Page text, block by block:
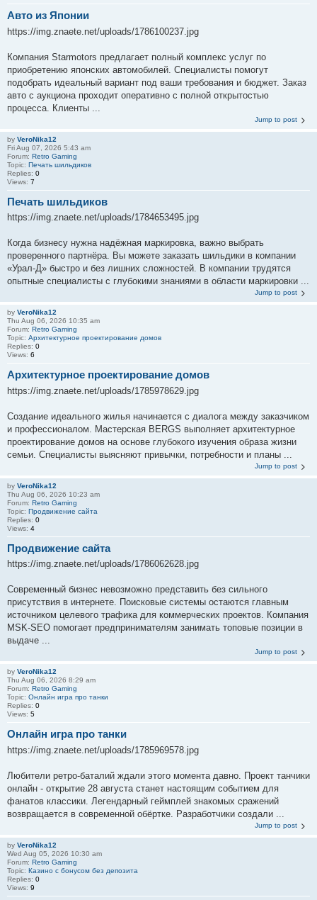
Авто из Японии
https://img.znaete.net/uploads/1786100237.jpg
Компания Starmotors предлагает полный комплекс услуг по
приобретению японских автомобилей. Специалисты помогут
подобрать идеальный вариант под ваши требования и бюджет. Заказ
авто с аукциона проходит оперативно с полной открытостью
процесса. Клиенты ...
Jump to post
by VeroNika12
Fri Aug 07, 2026 5:43 am
Forum: Retro Gaming
Topic: Печать шильдиков
Replies: 0
Views: 7
Печать шильдиков
https://img.znaete.net/uploads/1784653495.jpg
Когда бизнесу нужна надёжная маркировка, важно выбрать
проверенного партнёра. Вы можете заказать шильдики в компании
«Урал-Д» быстро и без лишних сложностей. В компании трудятся
опытные специалисты с глубокими знаниями в области маркировки ...
Jump to post
by VeroNika12
Thu Aug 06, 2026 10:35 am
Forum: Retro Gaming
Topic: Aрхитектурное проектирование домов
Replies: 0
Views: 6
Aрхитектурное проектирование домов
https://img.znaete.net/uploads/1785978629.jpg
Создание идеального жилья начинается с диалога между заказчиком
и профессионалом. Мастерская BERGS выполняет архитектурное
проектирование домов на основе глубокого изучения образа жизни
семьи. Специалисты выясняют привычки, потребности и планы ...
Jump to post
by VeroNika12
Thu Aug 06, 2026 10:23 am
Forum: Retro Gaming
Topic: Продвижение сайта
Replies: 0
Views: 4
Продвижение сайта
https://img.znaete.net/uploads/1786062628.jpg
Современный бизнес невозможно представить без сильного
присутствия в интернете. Поисковые системы остаются главным
источником целевого трафика для коммерческих проектов. Компания
MSK-SEO помогает предпринимателям занимать топовые позиции в
выдаче ...
Jump to post
by VeroNika12
Thu Aug 06, 2026 8:29 am
Forum: Retro Gaming
Topic: Онлайн игра про танки
Replies: 0
Views: 5
Онлайн игра про танки
https://img.znaete.net/uploads/1785969578.jpg
Любители ретро-баталий ждали этого момента давно. Проект танчики
онлайн - открытие 28 августа станет настоящим событием для
фанатов классики. Легендарный геймплей знакомых сражений
возвращается в современной обёртке. Разработчики создали ...
Jump to post
by VeroNika12
Wed Aug 05, 2026 10:30 am
Forum: Retro Gaming
Topic: Казино с бонусом без депозита
Replies: 0
Views: 9